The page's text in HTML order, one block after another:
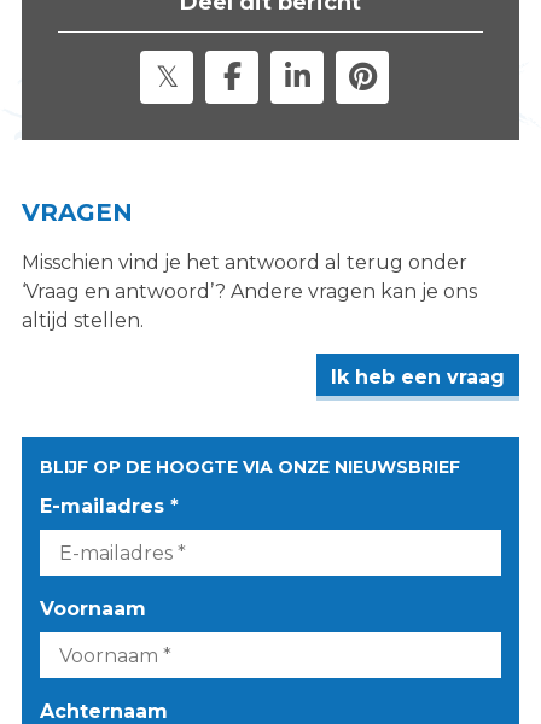
"
VRAGEN
Misschien vind je het antwoord al terug onder
‘Vraag en antwoord’? Andere vragen kan je ons
altijd stellen.
Ik heb een vraag
BLIJF OP DE HOOGTE VIA ONZE NIEUWSBRIEF
E-mailadres *
Voornaam
Achternaam